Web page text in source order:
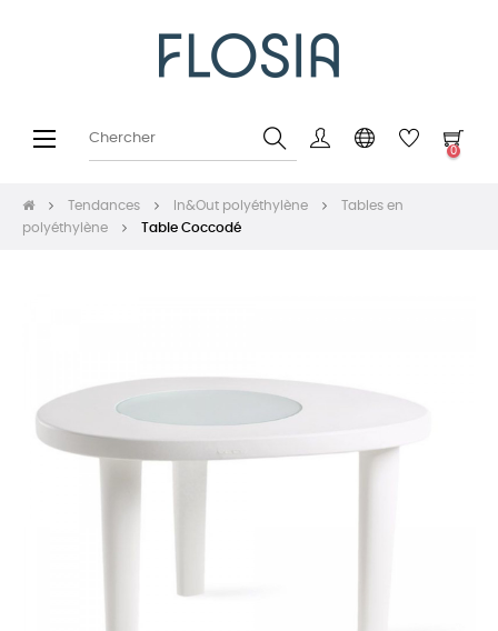
Basculer
☰
0
Tendances In&Out polyéthylène
Tables en
polyéthylène
Table Coccodé